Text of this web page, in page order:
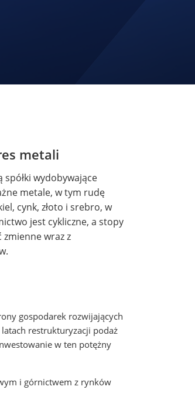
metali
spółki wydobywające
metale, w tym rudę
cynk, złoto i srebro, w
jest cykliczne, a stopy
wraz z
gospodarek rozwijających
restrukturyzacji podaż
w ten potężny
i górnictwem z rynków